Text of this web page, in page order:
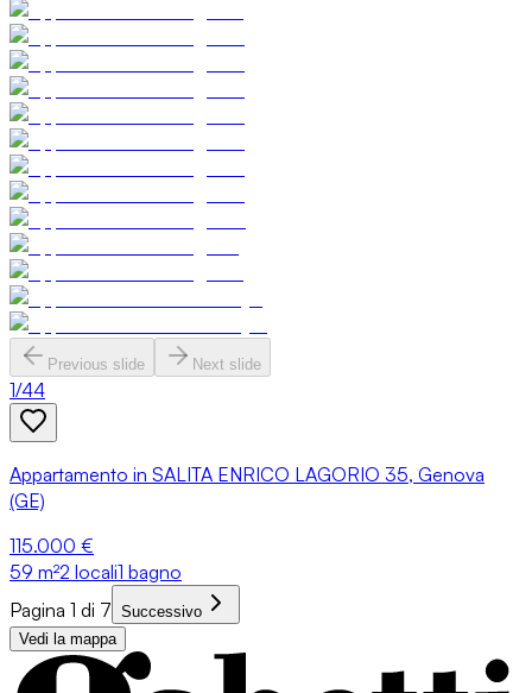
Previous slide Next slide
1/44
Appartamento in SALITA ENRICO LAGORIO 35, Genova
(GE)
115.000 €
59 m²2 locali1 bagno
Pagina 1 di 7 Successivo
Vedi la mappa